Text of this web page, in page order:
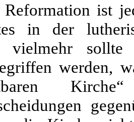
Reformation ist
in der
vielmehr
werden,